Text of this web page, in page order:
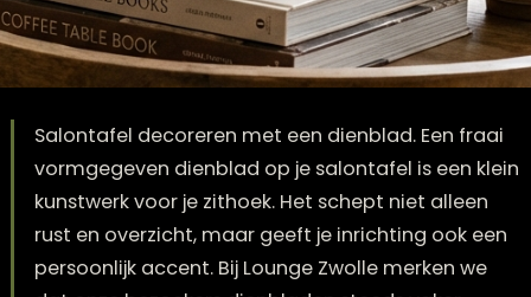
Salontafel decoreren met een dienblad. Een
vormgegeven dienblad op je salontafel is een
kunstwerk voor je zithoek. Het schept niet